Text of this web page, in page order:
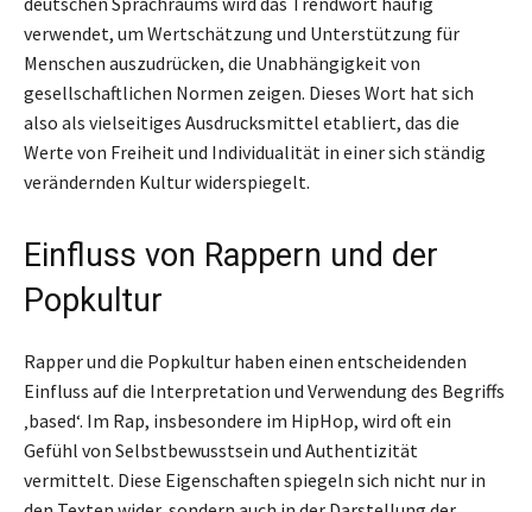
verwendet, um Wertschätzung und Unterstützung für
Menschen auszudrücken, die Unabhängigkeit von
gesellschaftlichen Normen zeigen. Dieses Wort hat sich
also als vielseitiges Ausdrucksmittel etabliert, das die
Werte von Freiheit und Individualität in einer sich ständig
verändernden Kultur widerspiegelt.
Einfluss von Rappern und der
Popkultur
Rapper und die Popkultur haben einen entscheidenden
Einfluss auf die Interpretation und Verwendung des Begriffs
‚based‘. Im Rap, insbesondere im HipHop, wird oft ein
Gefühl von Selbstbewusstsein und Authentizität
vermittelt. Diese Eigenschaften spiegeln sich nicht nur in